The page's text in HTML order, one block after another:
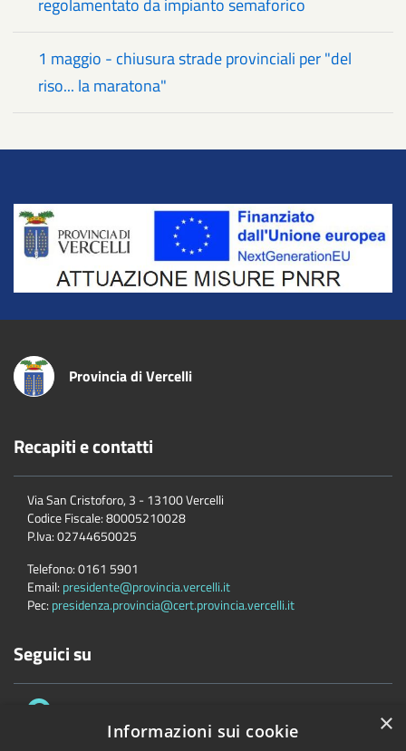
regolamentato da impianto semaforico
1 maggio - chiusura strade provinciali per "del
riso... la maratona"
Title
Provincia di Vercelli
Recapiti e contatti
Via San Cristoforo, 3 - 13100 Vercelli
Codice Fiscale:80005210028
P.Iva:02744650025
Telefono:0161 5901
Email: presidente@provincia.vercelli.it
Pec: presidenza.provincia@cert.provincia.vercelli.it
Seguici su
×
Informazioni sui cookie